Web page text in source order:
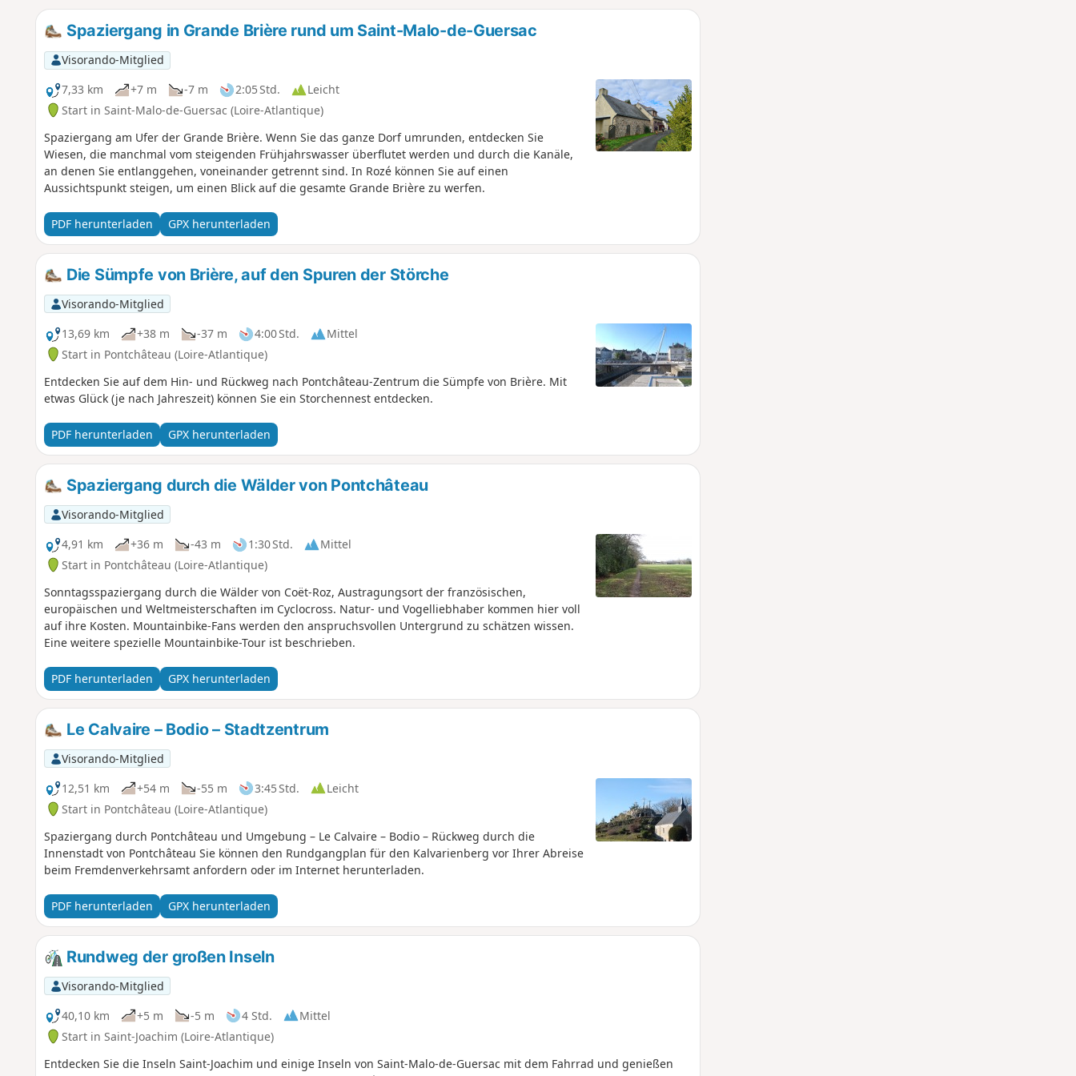
Spaziergang in Grande Brière rund um Saint-Malo-de-Guersac
Visorando-Mitglied
7,33 km
+7 m -7 m 2:05 Std.
Leicht
Start in Saint-Malo-de-Guersac (Loire-Atlantique)
Spaziergang am Ufer der Grande Brière. Wenn Sie das ganze Dorf umrunden, entdecken Sie
Wiesen, die manchmal vom steigenden Frühjahrswasser überflutet werden und durch die Kanäle,
an denen Sie entlanggehen, voneinander getrennt sind. In Rozé können Sie auf einen
Aussichtspunkt steigen, um einen Blick auf die gesamte Grande Brière zu werfen.
PDF herunterladen GPX herunterladen
Die Sümpfe von Brière, auf den Spuren der Störche
Visorando-Mitglied
13,69 km
+38 m -37 m 4:00 Std.
Mittel
Start in Pontchâteau (Loire-Atlantique)
Entdecken Sie auf dem Hin- und Rückweg nach Pontchâteau-Zentrum die Sümpfe von Brière. Mit
etwas Glück (je nach Jahreszeit) können Sie ein Storchennest entdecken.
PDF herunterladen GPX herunterladen
Spaziergang durch die Wälder von Pontchâteau
Visorando-Mitglied
4,91 km
+36 m -43 m 1:30 Std.
Mittel
Start in Pontchâteau (Loire-Atlantique)
Sonntagsspaziergang durch die Wälder von Coët-Roz, Austragungsort der französischen,
europäischen und Weltmeisterschaften im Cyclocross. Natur- und Vogelliebhaber kommen hier voll
auf ihre Kosten. Mountainbike-Fans werden den anspruchsvollen Untergrund zu schätzen wissen.
Eine weitere spezielle Mountainbike-Tour ist beschrieben.
PDF herunterladen GPX herunterladen
Le Calvaire – Bodio – Stadtzentrum
Visorando-Mitglied
12,51 km
+54 m -55 m 3:45 Std.
Leicht
Start in Pontchâteau (Loire-Atlantique)
Spaziergang durch Pontchâteau und Umgebung – Le Calvaire – Bodio – Rückweg durch die
Innenstadt von Pontchâteau Sie können den Rundgangplan für den Kalvarienberg vor Ihrer Abreise
beim Fremdenverkehrsamt anfordern oder im Internet herunterladen.
PDF herunterladen GPX herunterladen
Rundweg der großen Inseln
Visorando-Mitglied
40,10 km
+5 m -5 m 4 Std.
Mittel
Start in Saint-Joachim (Loire-Atlantique)
Entdecken Sie die Inseln Saint-Joachim und einige Inseln von Saint-Malo-de-Guersac mit dem Fahrrad und genießen